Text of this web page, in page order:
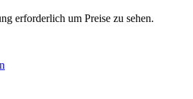
erforderlich um Preise zu sehen.